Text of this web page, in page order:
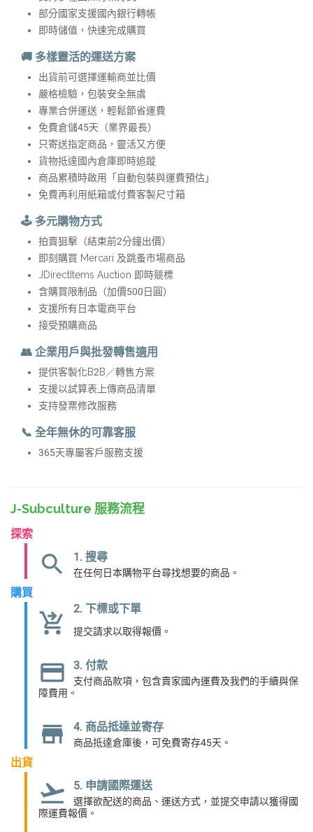
部分國家支援國內銀行轉帳
即時儲值，快速完成購買
🚚 多樣靈活的運送方案
出貨前可選擇運輸商並比價
嚴格檢驗，包裝安全無虞
專業合併運送，輕鬆節省運費
免費倉儲45天（業界最長）
只寄送指定商品，靈活又方便
貨物抵達國內倉庫即時追蹤
商品累積時啟用「自動包裝與運費預估」
免費再利用紙箱或付費客製尺寸箱
🕹️ 多元購物方式
拍賣狙擊（結束前2分鐘出價）
即刻購買 Mercari 及跳蚤市場商品
JDirectItems Auction 即時競標
含購買限制品（加價500日圓）
支援所有日本電商平台
接受預購商品
👥 企業用戶與批發轉售適用
提供客製化B2B／轉售方案
支援以試算表上傳商品清單
支持發票修改服務
📞 全年無休的可靠客服
365天專屬客戶服務支援
J-Subculture 服務流程
探索
search 1. 搜尋
在任何日本購物平台尋找想要的商品。
購買
shopping_cart_checkout
2. 下標或下單
提交請求以取得報價。
credit_card 3. 付款
支付商品款項，包含賣家國內運費及我們的手續與保
障費用。
store 4. 商品抵達並寄存
商品抵達倉庫後，可免費寄存45天。
出貨
flight_takeoff 5. 申請國際運送
選擇欲配送的商品、運送方式，並提交申請以獲得國
際運費報價。